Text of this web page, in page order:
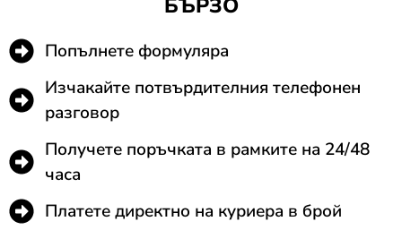
БЪРЗО
Попълнете формуляра
Изчакайте потвърдителния телефонен
разговор
Получете поръчката в рамките на 24/48
часа
Платете директно на куриера в брой